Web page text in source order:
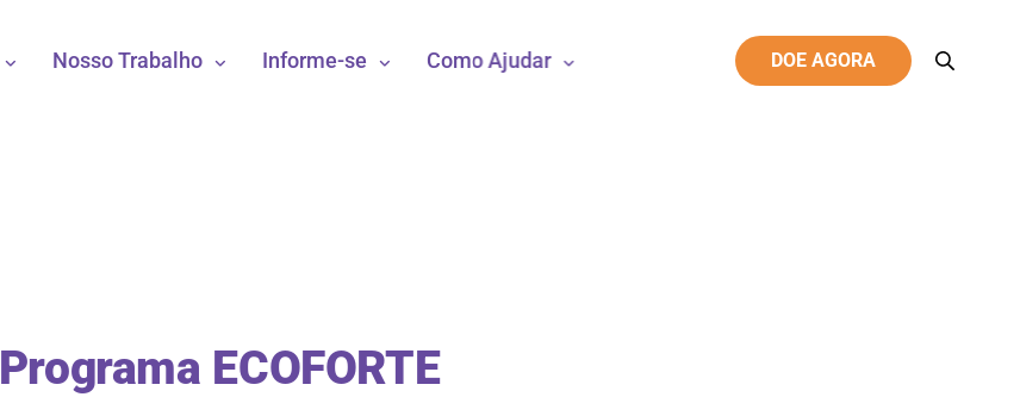
Nosso Trabalho Informe-se Como Ajudar DOE AGORA
Programa ECOFORTE